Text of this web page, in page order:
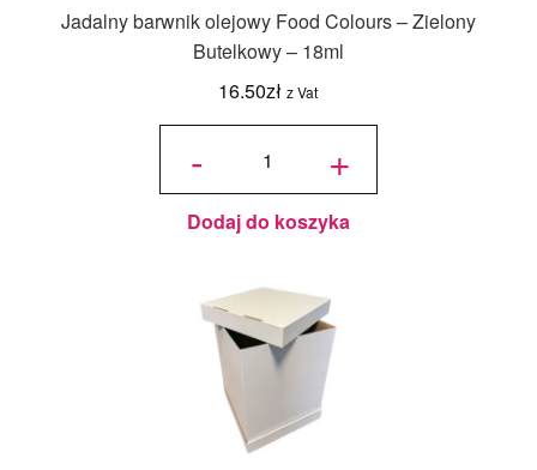
Jadalny barwnik olejowy Food Colours – Zielony
Butelkowy – 18ml
16.50zł z Vat
-
ilość
olejowy
Food
Colours -
Zielony
Butelkowy
+
Dodaj do koszyka